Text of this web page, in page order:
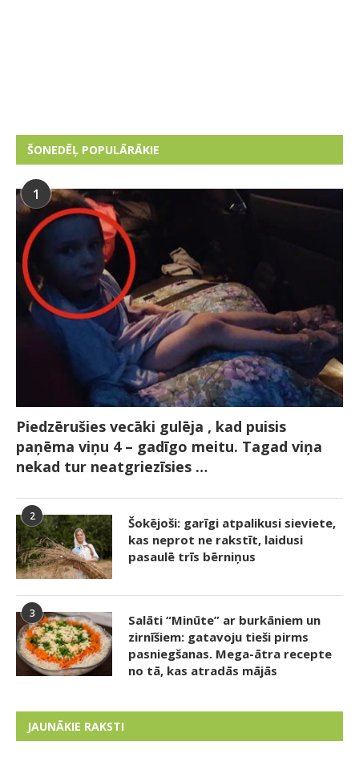
ŠONEDĒĻ POPULĀRĀKIE
1
Piedzērušies vecāki gulēja , kad puisis
paņēma viņu 4 – gadīgo meitu. Tagad viņa
nekad tur neatgriezīsies …
2
Šokējoši: garīgi atpalikusi sieviete,
kas neprot ne rakstīt, laidusi
pasaulē trīs bērniņus
3
Salāti “Minūte” ar burkāniem un
zirnīšiem: gatavoju tieši pirms
pasniegšanas. Mega-ātra recepte
no tā, kas atradās mājās
JAUNĀKIE RAKSTI